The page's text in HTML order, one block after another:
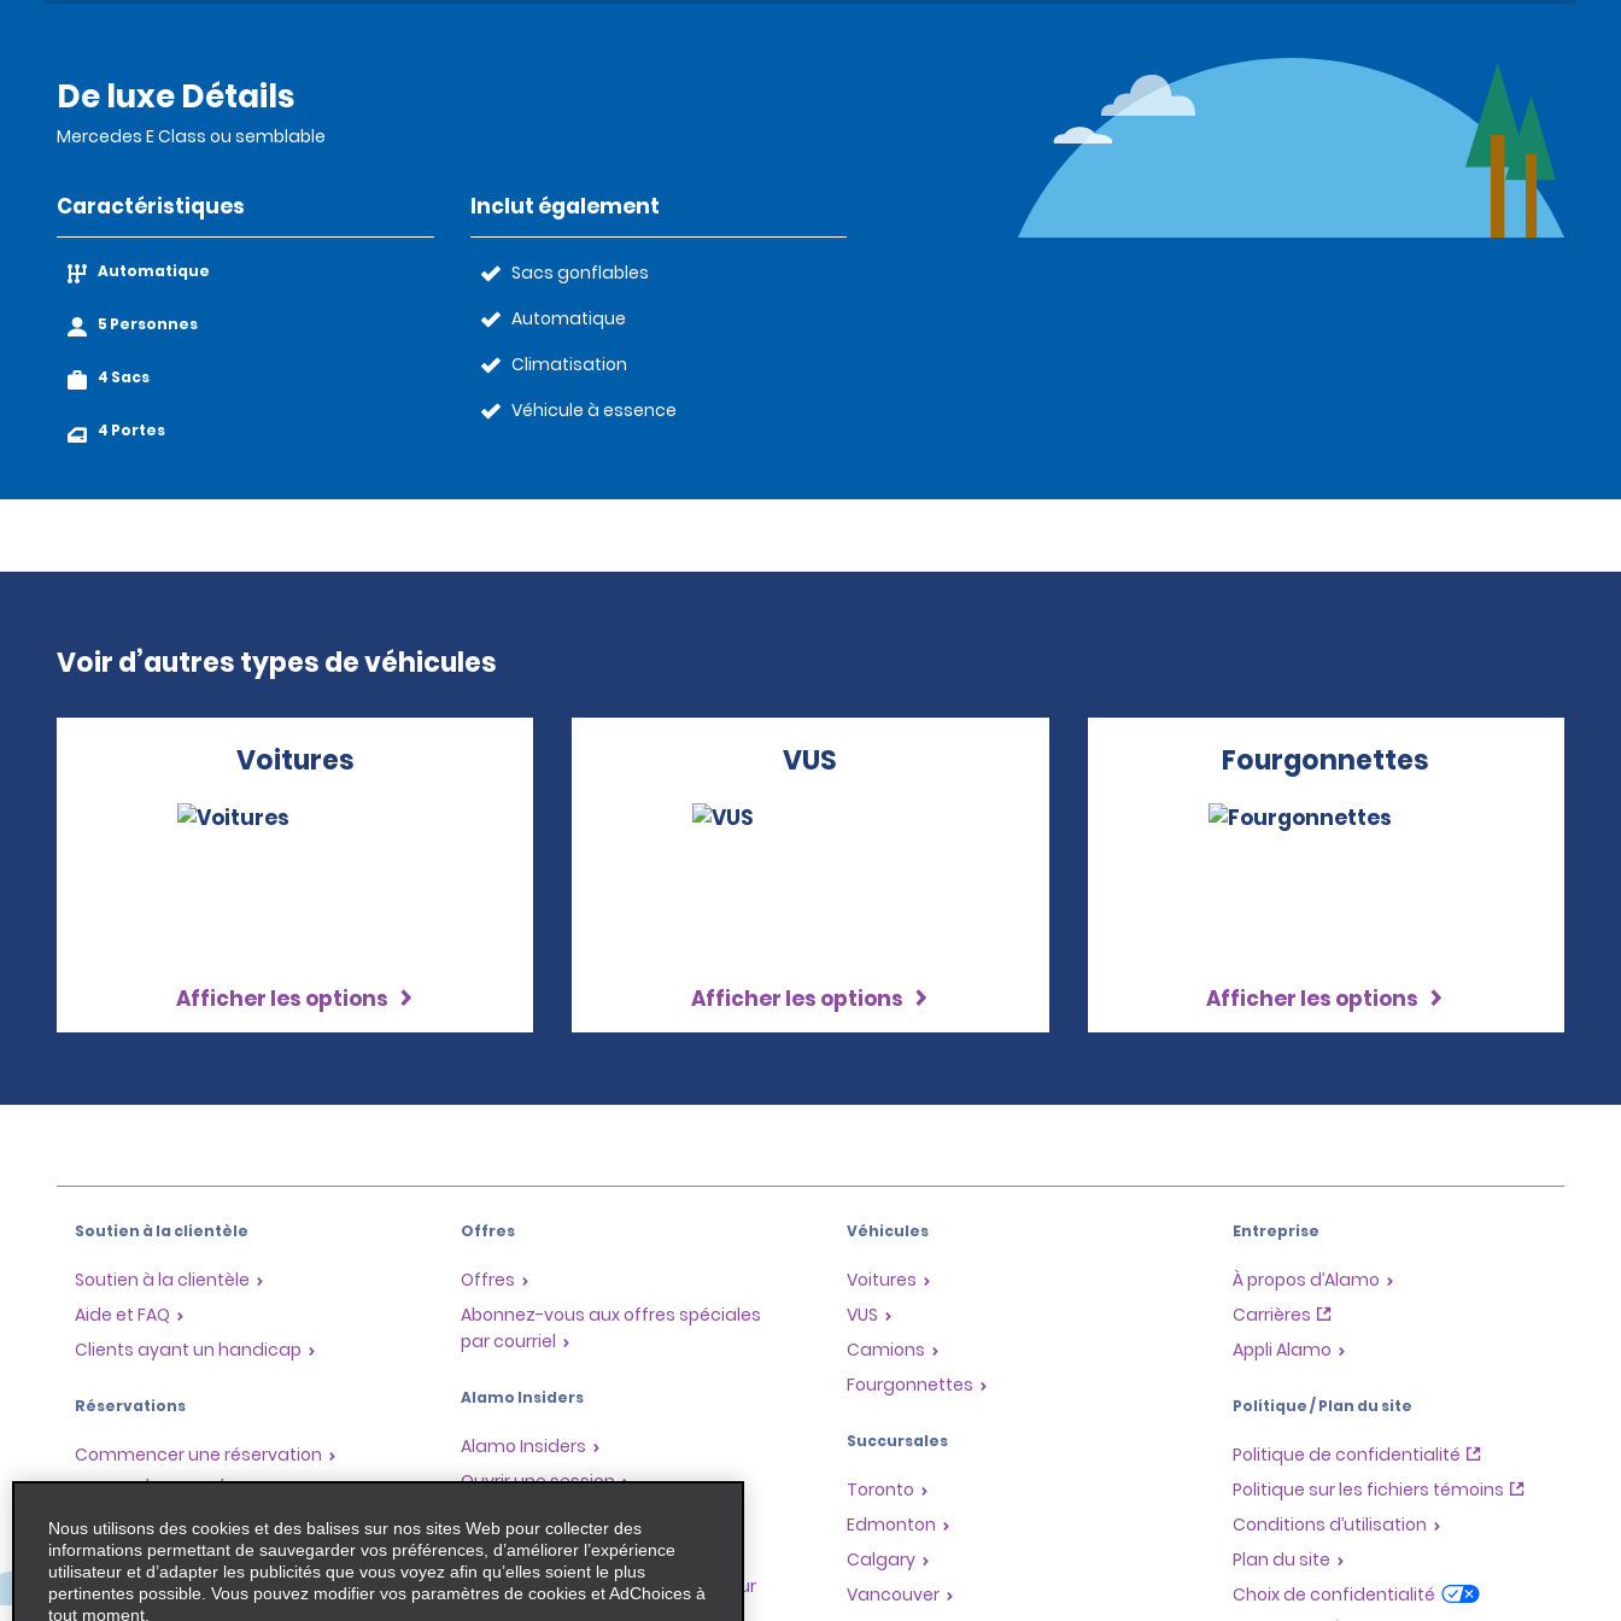
De luxe Détails
Mercedes E Class ou semblable
Caractéristiques
Automatique
5 Personnes
4 Sacs
4 Portes
Inclut également
Sacs gonflables
Automatique
Climatisation
Véhicule à essence
Voir d’autres types de véhicules
Voitures
Afficher les options
VUS
Afficher les options
Fourgonnettes
Afficher les options
Soutien à la clientèle
Soutien à la clientèle
Aide et FAQ
Clients ayant un handicap
Réservations
Commencer une réservation
Afficher/Modifier/Annuler
Enregistrement accéléré
Prise en charge express
Voyages précédents / Reçus
Offres
Offres
Abonnez-vous aux offres spéciales
par courriel
Alamo Insiders
Alamo Insiders
Ouvrir une session
Programmes
Programme de récompenses pour
Véhicules
Voitures
VUS
Camions
Fourgonnettes
Succursales
Toronto
Edmonton
Calgary
Vancouver
Entreprise
À propos d’Alamo
Carrières
Appli Alamo
Politique / Plan du site
Politique de confidentialité
Politique sur les fichiers témoins
Conditions d’utilisation
Plan du site
Choix de confidentialité
Nous utilisons des cookies et des balises sur nos sites Web pour collecter des
informations permettant de sauvegarder vos préférences, d’améliorer l’expérience
utilisateur et d’adapter les publicités que vous voyez afin qu’elles soient le plus
pertinentes possible. Vous pouvez modifier vos paramètres de cookies et AdChoices à
tout moment.